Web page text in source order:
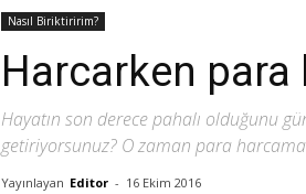
Nasıl Biriktiririm?
Harcarken
Hayatın son derece pahalı olduğunu
getiriyorsunuz? O zaman para harcama
Yayınlayan Editor - 16 Ekim 2016